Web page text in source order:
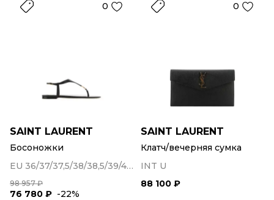
0
SAINT LAURENT
Босоножки
EU 36/37/37,5/38/38,5/39/40/41
98 957 ₽
76 780 ₽ -22%
0
SAINT LAURENT
Клатч/вечерняя сумка
INT U
88 100 ₽